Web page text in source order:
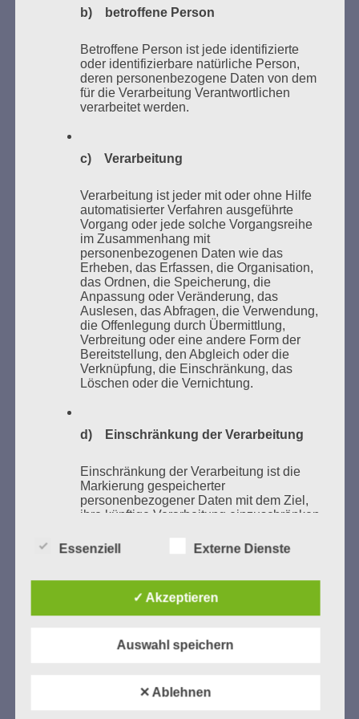
Frage der Richterin, ob er nicht Angst gehabt hat, dass sie
„Nein.“ Er sei nicht überrascht gewesen, als die Polizei bei
ihm vor der Tür stand, habe sie reingelassen, sich an den
Tisch gesetzt und mit ihnen geredet, weil „ich mir keiner
Schuld bewusst bin.“
der Nebenklage, aufgrund der Vielzahl von Kläger_innen,
>>> zum Prozess-Tagebuch
Wir können froh sein, dass wir eine Antifa haben.
Esther Bejarano - 16. Dezember 2019
NACH:
MARATHONLESUNG AUS DEN
b) betroffene Person
Betroffene Person ist jede identifizierte
oder identifizierbare natürliche Person,
deren personenbezogene Daten von dem
für die Verarbeitung Verantwortlichen
verarbeitet werden.
c) Verarbeitung
Verarbeitung ist jeder mit oder ohne Hilfe
automatisierter Verfahren ausgeführte
Vorgang oder jede solche Vorgangsreihe
im Zusammenhang mit
personenbezogenen Daten wie das
Erheben, das Erfassen, die Organisation,
das Ordnen, die Speicherung, die
Anpassung oder Veränderung, das
Auslesen, das Abfragen, die Verwendung,
die Offenlegung durch Übermittlung,
Verbreitung oder eine andere Form der
Bereitstellung, den Abgleich oder die
Verknüpfung, die Einschränkung, das
Löschen oder die Vernichtung.
d) Einschränkung der Verarbeitung
Einschränkung der Verarbeitung ist die
Markierung gespeicherter
personenbezogener Daten mit dem Ziel,
ihre künftige Verarbeitung einzuschränken.
Profiling ist jede Art der automatisierten
Verarbeitung personenbezogener Daten,
personenbezogenen Daten verwendet
Person beziehen, zu bewerten,
Essenziell Externe Dienste
✓ Akzeptieren
Auswahl speichern
✕ Ablehnen